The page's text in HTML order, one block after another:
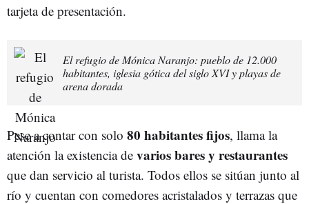
tarjeta de presentación.
El refugio de Mónica Naranjo: pueblo de 12.000
habitantes, iglesia gótica del siglo XVI y playas de
arena dorada
Pese a contar con solo 80 habitantes fijos, llama la
atención la existencia de varios bares y restaurantes
que dan servicio al turista. Todos ellos se sitúan junto al
río y cuentan con comedores acristalados y terrazas que